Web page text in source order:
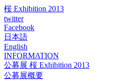
桜 Exhibition 2013
twitter
Facebook
日本語
English
INFORMATION
公募展 桜 Exhibition 2013
公募展概要